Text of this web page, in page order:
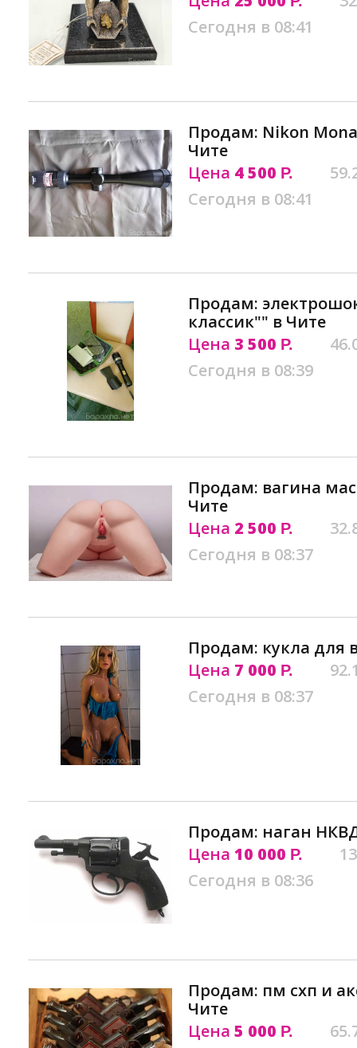
Сегодня в 08:41
Продам: Nikon
Чите
Цена 4 500 Р.
Сегодня в 08:41
Продам:
классик"" в Чите
Цена 3 500 Р.
Сегодня в 08:39
Продам: вагина
Чите
Цена 2 500 Р.
Сегодня в 08:37
Продам: кукла для
Цена 7 000 Р.
Сегодня в 08:37
Продам: наган
Цена 10 000 Р.
Сегодня в 08:36
Продам: пм схп и
Чите
Цена 5 000 Р.